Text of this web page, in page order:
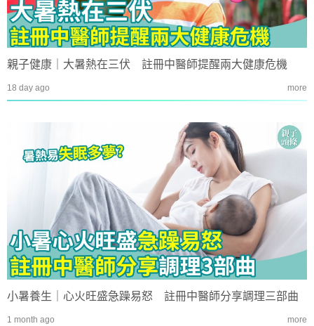
親子健康｜大暑熱在三伏 註冊中醫師提醒兩大健康危機
18 day ago more
小暑養生｜心火旺盛急躁易怒 註冊中醫師分享調理三部曲
1 month ago more